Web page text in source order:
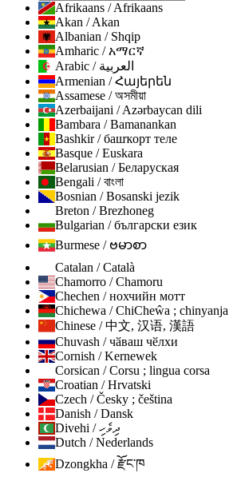
Afrikaans / Afrikaans
Akan / Akan
Albanian / Shqip
Amharic / አማርኛ
Arabic / العربية
Armenian / Հայերեն
Assamese / অসমীয়া
Azerbaijani / Azərbaycan dili
Bambara / Bamanankan
Bashkir / башҡорт теле
Basque / Euskara
Belarusian / Беларуская
Bengali / বাংলা
Bosnian / Bosanski jezik
Breton / Brezhoneg
Bulgarian / български език
Burmese / ဗမာစာ
Catalan / Català
Chamorro / Chamoru
Chechen / нохчийн мотт
Chichewa / ChiCheŵa ; chinyanja
Chinese / 中文, 汉语, 漢語
Chuvash / чӑваш чӗлхи
Cornish / Kernewek
Corsican / Corsu ; lingua corsa
Croatian / Hrvatski
Czech / Česky ; čeština
Danish / Dansk
Divehi / ދިވެހި
Dutch / Nederlands
Dzongkha / རྫོང་ཁ